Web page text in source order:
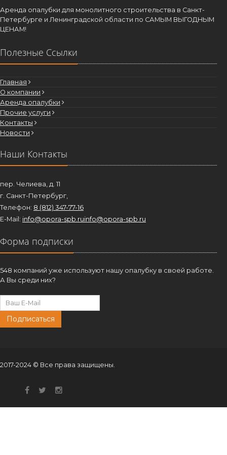
Аренда опалубки для монолитного строительства в Санкт-
Петербурге и Ленинградской области по САМЫМ ВЫГОДНЫМ
ЦЕНАМ!
Полезные Ссылки
Главная
О компании
Аренда опалубки
Прочие услуги
Контакты
Новости
Наши Контакты
пер. Челиева, д. 11
г. Санкт-Петербург,
Телефон: 8 (812) 347-77-16
E-Mail: info@opora-spb.ruinfo@opora-spb.ru
Форма подписки
548 компаний уже используют нашу опалубку в своей работе.
А Вы среди них?
Подписаться
2017-2024 © Все права защищены.